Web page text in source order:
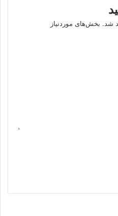
شد. بخش‌های موردنیاز